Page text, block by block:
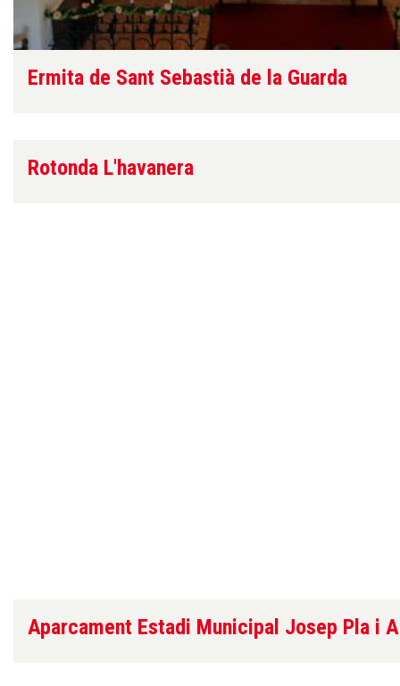
Ermita de Sant Sebastià de la Guarda
Rotonda L'havanera
Aparcament Estadi Municipal Josep Pla i